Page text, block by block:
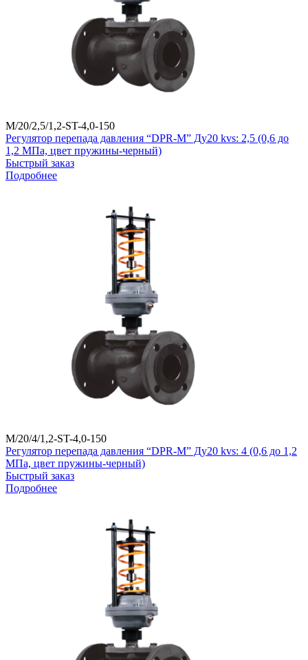
M/20/2,5/1,2-ST-4,0-150
Регулятор перепада давления “DPR-M” Ду20 kvs: 2,5 (0,6 до
1,2 МПа, цвет пружины-черный)
Быстрый заказ
Подробнее
M/20/4/1,2-ST-4,0-150
Регулятор перепада давления “DPR-M” Ду20 kvs: 4 (0,6 до 1,2
МПа, цвет пружины-черный)
Быстрый заказ
Подробнее